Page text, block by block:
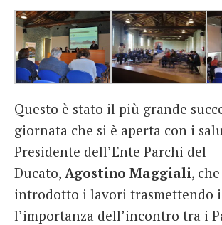
Questo è stato il più grande
giornata che si è aperta con i
Presidente dell’Ente Parchi del
Ducato, Agostino Maggiali,
introdotto i lavori trasmettendo
l’importanza dell’incontro tra i